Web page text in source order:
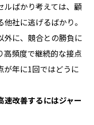
ルばかり考えては、顧
社に逃げるばかり。
外に、競合との勝負に
高頻度で継続的な接点
が年に1回ではどうに
改善するにはジャー